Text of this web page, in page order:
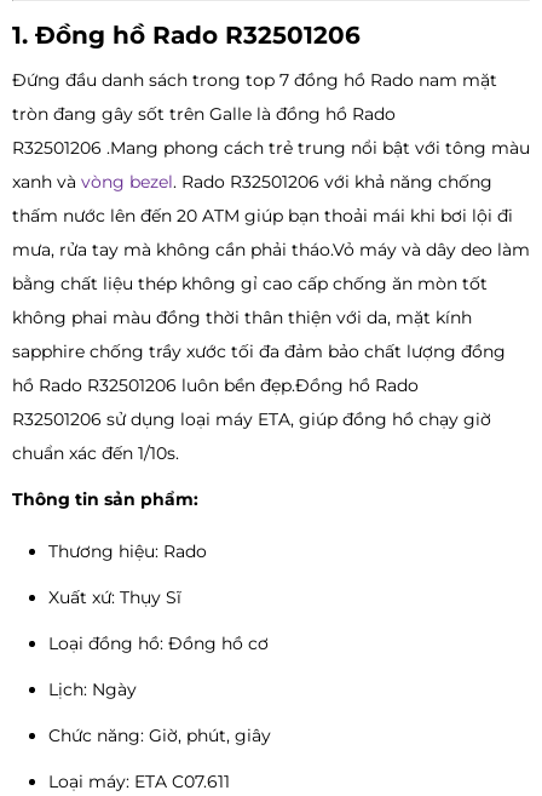
1. Đồng hồ Rado R32501206
Đứng đầu danh sách trong top 7 đồng hồ Rado nam mặt
tròn đang gây sốt trên Galle là đồng hồ Rado
R32501206 .Mang phong cách trẻ trung nổi bật với tông màu
xanh và vòng bezel. Rado R32501206 với khả năng chống
thấm nước lên đến 20 ATM giúp bạn thoải mái khi bơi lội đi
mưa, rửa tay mà không cần phải tháo.Vỏ máy và dây deo làm
bằng chất liệu thép không gỉ cao cấp chống ăn mòn tốt
không phai màu đồng thời thân thiện với da, mặt kính
sapphire chống trầy xước tối đa đảm bảo chất lượng đồng
hồ Rado R32501206 luôn bền đẹp.Đồng hồ Rado
R32501206 sử dụng loại máy ETA, giúp đồng hồ chạy giờ
chuẩn xác đến 1/10s.
Thông tin sản phẩm:
Thương hiệu: Rado
Xuất xứ: Thụy Sĩ
Loại đồng hồ: Đồng hồ cơ
Lịch: Ngày
Chức năng: Giờ, phút, giây
Loại máy: ETA C07.611